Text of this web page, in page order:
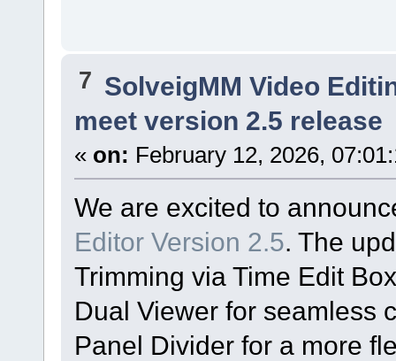
7 SolveigMM Video
meet version 2.5 release
« on: February 12, 2026,
We are excited to
Editor Version 2.5. The
Trimming via Time Edit
Dual Viewer for seamless
Panel Divider for a more